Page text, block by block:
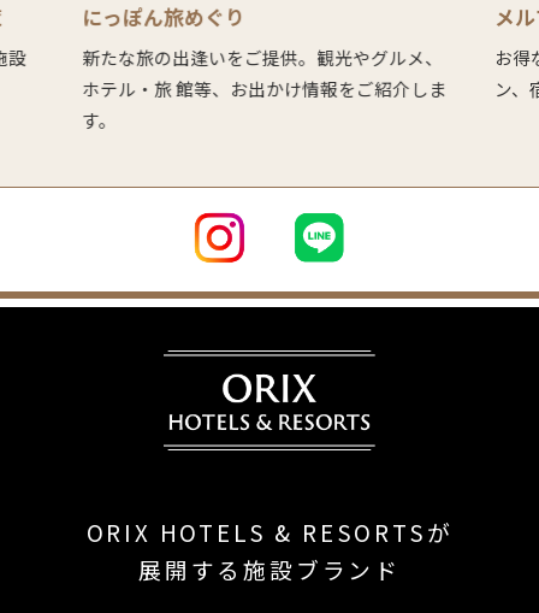
設
にっぽん旅めぐり
新たな旅の出逢いをご提供。観光やグルメ、
ホテル・旅 館等、お出かけ情報をご紹介しま
す。
メ
お得
ン、
ORIX HOTELS & RESORTSが
展開する施設ブランド